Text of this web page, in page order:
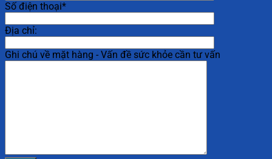
Số điện thoại*
Địa chỉ:
Ghi chú về mặt hàng - Vấn đề sức khỏe cần tư vấn